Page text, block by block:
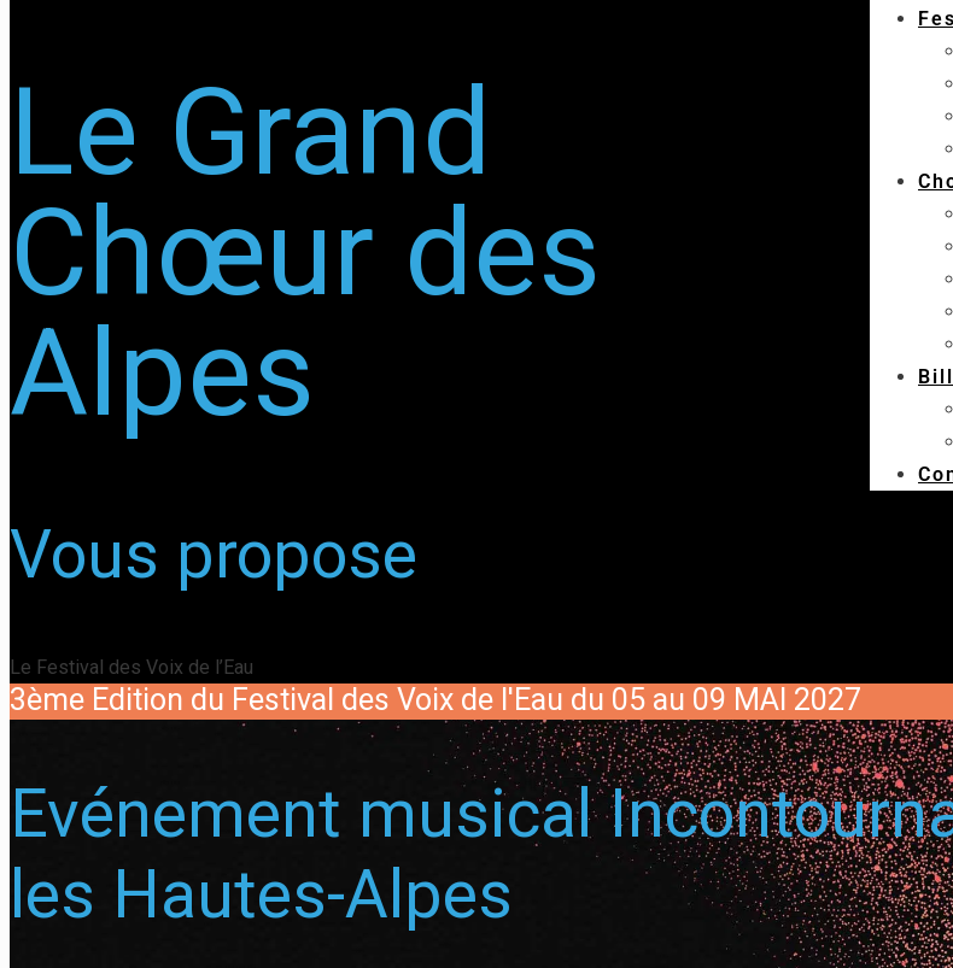
Le Grand
Chœur des
Alpes
Vous propose
Le Festival des Voix de l’Eau
3ème Edition du Festival des Voix de l'Eau du 05 au 09 MAI 2027
Evénement musical
les Hautes-Alpes